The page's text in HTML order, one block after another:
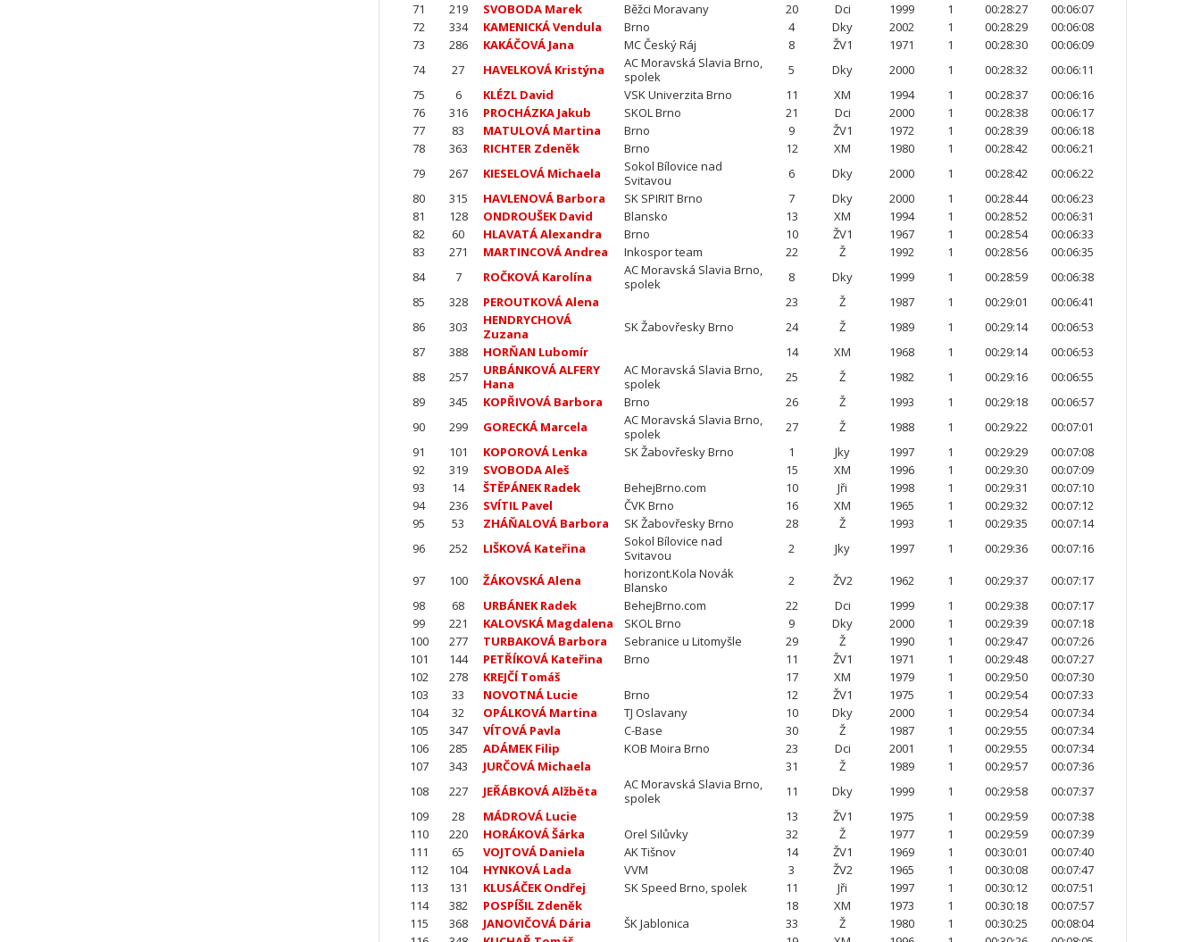
71
219 SVOBODA Marek Běžci Moravany 20 Dci 1999 1 00:28:27
00:06:07
72
334 KAMENICKÁ Vendula Brno 4 Dky 2002 1 00:28:29
00:06:08
73
286 KAKÁČOVÁ Jana MC Český Ráj 8 ŽV1 1971 1 00:28:30
00:06:09
74
27 HAVELKOVÁ Kristýna
AC Moravská Slavia Brno,
spolek
5 Dky 2000 1 00:28:32
00:06:11
75
6 KLÉZL David VSK Univerzita Brno 11 XM 1994 1 00:28:37
00:06:16
76
316 PROCHÁZKA Jakub SKOL Brno 21 Dci 2000 1 00:28:38
00:06:17
77
83 MATULOVÁ Martina Brno 9 ŽV1 1972 1 00:28:39
00:06:18
78
363 RICHTER Zdeněk Brno 12 XM 1980 1 00:28:42
00:06:21
79
267 KIESELOVÁ Michaela
Sokol Bílovice nad
Svitavou
6 Dky 2000 1 00:28:42
00:06:22
80
315 HAVLENOVÁ Barbora SK SPIRIT Brno 7 Dky 2000 1 00:28:44
00:06:23
81
128 ONDROUŠEK David Blansko 13 XM 1994 1 00:28:52
00:06:31
82
60 HLAVATÁ Alexandra Brno 10 ŽV1 1967 1 00:28:54
00:06:33
83
271 MARTINCOVÁ Andrea Inkospor team 22 Ž 1992 1 00:28:56
00:06:35
84
7 ROČKOVÁ Karolína
AC Moravská Slavia Brno,
spolek
8 Dky 1999 1 00:28:59
00:06:38
85
328 PEROUTKOVÁ Alena 23 Ž 1987 1 00:29:01
00:06:41
86
303
HENDRYCHOVÁ
Zuzana
SK Žabovřesky Brno 24 Ž 1989 1 00:29:14
00:06:53
87
388 HORŇAN Lubomír 14 XM 1968 1 00:29:14
00:06:53
88
257
URBÁNKOVÁ ALFERY
Hana
AC Moravská Slavia Brno,
spolek
25 Ž 1982 1 00:29:16
00:06:55
89
345 KOPŘIVOVÁ Barbora Brno 26 Ž 1993 1 00:29:18
00:06:57
90
299 GORECKÁ Marcela
AC Moravská Slavia Brno,
spolek
27 Ž 1988 1 00:29:22
00:07:01
91
101 KOPOROVÁ Lenka SK Žabovřesky Brno 1 Jky 1997 1 00:29:29
00:07:08
92
319 SVOBODA Aleš 15 XM 1996 1 00:29:30
00:07:09
93
14 ŠTĚPÁNEK Radek BehejBrno.com 10 Jři 1998 1 00:29:31
00:07:10
94
236 SVÍTIL Pavel ČVK Brno 16 XM 1965 1 00:29:32
00:07:12
95
53 ZHÁŇALOVÁ Barbora SK Žabovřesky Brno 28 Ž 1993 1 00:29:35
00:07:14
96
252 LIŠKOVÁ Kateřina
Sokol Bílovice nad
Svitavou
2 Jky 1997 1 00:29:36
00:07:16
97
100 ŽÁKOVSKÁ Alena
horizont.Kola Novák
Blansko
2 ŽV2 1962 1 00:29:37
00:07:17
98
68 URBÁNEK Radek BehejBrno.com 22 Dci 1999 1 00:29:38
00:07:17
99
221 KALOVSKÁ Magdalena SKOL Brno 9 Dky 2000 1 00:29:39
00:07:18
100
277 TURBAKOVÁ Barbora Sebranice u Litomyšle 29 Ž 1990 1 00:29:47
00:07:26
101
144 PETŘÍKOVÁ Kateřina Brno 11 ŽV1 1971 1 00:29:48
00:07:27
102
278 KREJČÍ Tomáš 17 XM 1979 1 00:29:50
00:07:30
103
33 NOVOTNÁ Lucie Brno 12 ŽV1 1975 1 00:29:54
00:07:33
104
32 OPÁLKOVÁ Martina TJ Oslavany 10 Dky 2000 1 00:29:54
00:07:34
105
347 VÍTOVÁ Pavla C-Base 30 Ž 1987 1 00:29:55
00:07:34
106
285 ADÁMEK Filip KOB Moira Brno 23 Dci 2001 1 00:29:55
00:07:34
107
343 JURČOVÁ Michaela 31 Ž 1989 1 00:29:57
00:07:36
108
227 JEŘÁBKOVÁ Alžběta
AC Moravská Slavia Brno,
spolek
11 Dky 1999 1 00:29:58
00:07:37
109
28 MÁDROVÁ Lucie 13 ŽV1 1975 1 00:29:59
00:07:38
110
220 HORÁKOVÁ Šárka Orel Silůvky 32 Ž 1977 1 00:29:59
00:07:39
111
65 VOJTOVÁ Daniela AK Tišnov 14 ŽV1 1969 1 00:30:01
00:07:40
112
104 HYNKOVÁ Lada VVM 3 ŽV2 1965 1 00:30:08
00:07:47
113
131 KLUSÁČEK Ondřej SK Speed Brno, spolek 11 Jři 1997 1 00:30:12
00:07:51
114
382 POSPÍŠIL Zdeněk 18 XM 1973 1 00:30:18
00:07:57
115
368 JANOVIČOVÁ Dária ŠK Jablonica 33 Ž 1980 1 00:30:25
00:08:04